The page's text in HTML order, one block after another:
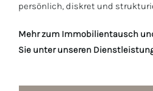
persönlich, diskret und
Mehr zum Immobilientausch
Sie unter unseren